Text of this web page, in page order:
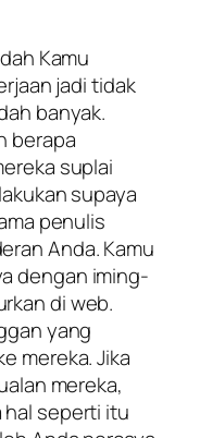
Kamu
jadi tidak
banyak.
berapa
suplai
supaya
penulis
Anda. Kamu
dengan iming-
di web.
yang
mereka. Jika
mereka,
hal seperti itu